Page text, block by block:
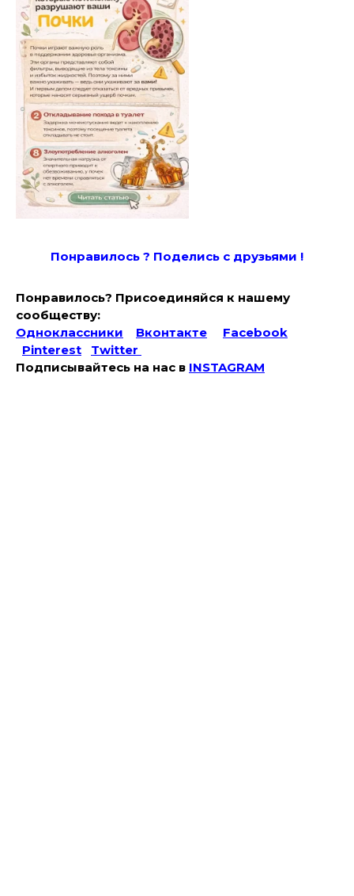
Понравилось ? Поделись с друзьями !
Понравилось? Присоединяйся к нашему
сообществу:
Одноклассники
Вконтакте
Facebook
Pinterest
Twitter
Подписывайтесь на наc в INSTAGRAM